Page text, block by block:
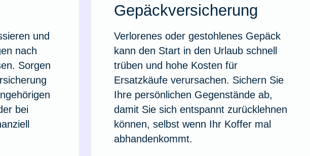
und
nach
Sorgen
bei
Gepäckversicherung
Verlorenes oder gestohlenes Gepäck
kann den Start in den Urlaub schnell
trüben und hohe Kosten für
Ersatzkäufe verursachen. Sichern Sie
Ihre persönlichen Gegenstände ab,
damit Sie sich entspannt zurücklehnen
können, selbst wenn Ihr Koffer mal
abhandenkommt.